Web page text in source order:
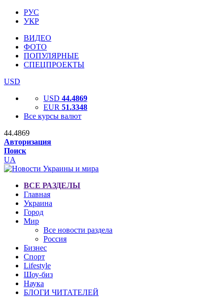
РУС
УКР
ВИДЕО
ФОТО
ПОПУЛЯРНЫЕ
СПЕЦПРОЕКТЫ
USD
USD 44.4869
EUR 51.3348
Все курсы валют
44.4869
Авторизация
Поиск
UA
ВСЕ РАЗДЕЛЫ
Главная
Украина
Город
Мир
Все новости раздела
Россия
Бизнес
Спорт
Lifestyle
Шоу-биз
Наука
БЛОГИ ЧИТАТЕЛЕЙ